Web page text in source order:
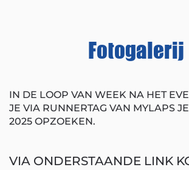
Fotogalerij
IN DE LOOP VAN WEEK NA HET
JE VIA RUNNERTAG VAN MYLAPS
2025 OPZOEKEN.
VIA ONDERSTAANDE LINK